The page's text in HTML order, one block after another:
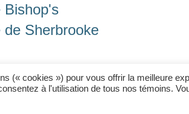
Bishop's
de Sherbrooke
(« cookies ») pour vous offrir la meilleure
à l'utilisation de tous nos témoins.